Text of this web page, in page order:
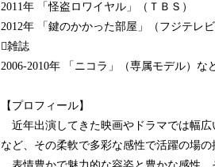
2011年 「怪盗ロワイヤル」（ＴＢＳ）
2012年 「鍵のかかった部屋」（フジテレビ
雑誌
2006-2010年 「ニコラ」（専属モデル）な
【プロフィール】
近年出演してきた映画やドラマでは幅広
など、その柔軟で多彩な感性で活躍の場の